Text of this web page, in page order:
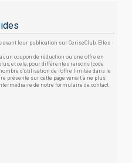
avant leur publication sur CeriseClub. Elles
un coupon de réduction ou une offre en
et cela, pour différentes raisons (code
d'utilisation de l'offre limitée dans le
présente sur cette page venait à ne plus
de notre formulaire de contact.